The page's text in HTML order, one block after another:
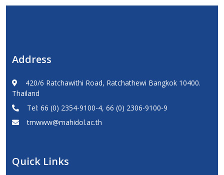
Address
420/6 Ratchawithi Road, Ratchathewi Bangkok 10400.
Thailand
Tel: 66 (0) 2354-9100-4, 66 (0) 2306-9100-9
tmwww@mahidol.ac.th
Quick Links